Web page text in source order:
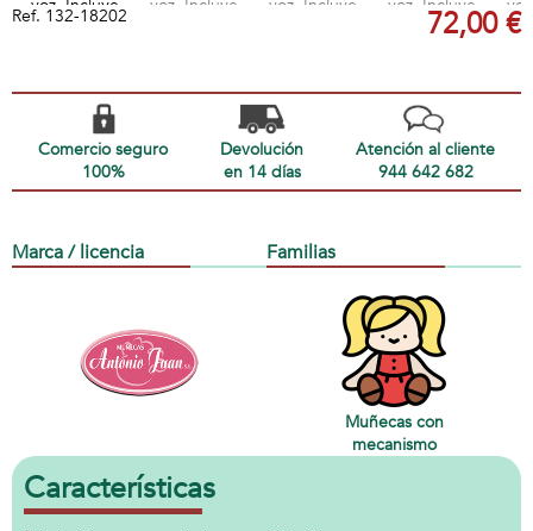
Ref. 132-18202 72,00 €
Comercio seguro
100%
Devolución
en 14 días
Atención al cliente
944 642 682
Marca / licencia Familias
Muñecas con
mecanismo
Características